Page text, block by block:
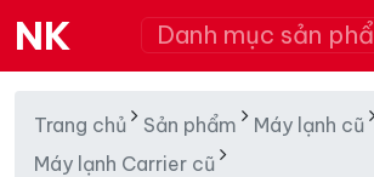
NK Danh mục sản
Trang chủ Sản phẩm
Máy lạnh cũ
Máy lạnh Carrier cũ